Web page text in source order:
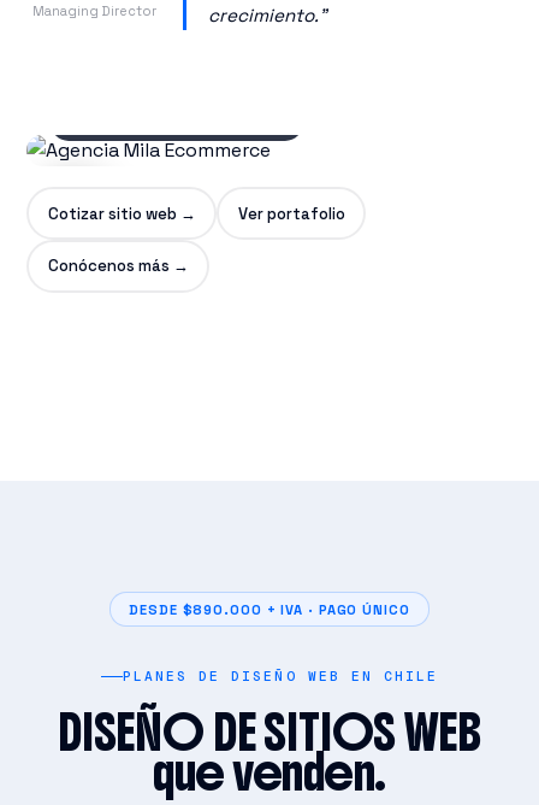
Managing Director
crecimiento."
▶
Cotizar sitio web → Ver portafolio
Conócenos más →
DESDE $890.000 + IVA · PAGO ÚNICO
PLANES DE DISEÑO WEB EN CHILE
DISEÑO DE SITIOS WEB
que venden.